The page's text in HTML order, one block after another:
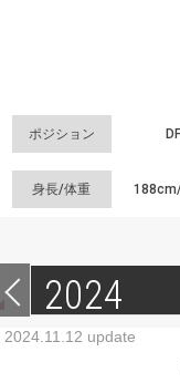
ポジション DF
身長/体重
2024
2024.11.12 update